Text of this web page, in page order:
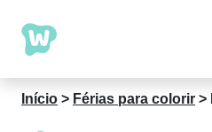
Início > Férias para colorir >